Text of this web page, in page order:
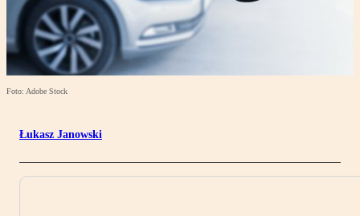
Foto: Adobe Stock
Łukasz Janowski